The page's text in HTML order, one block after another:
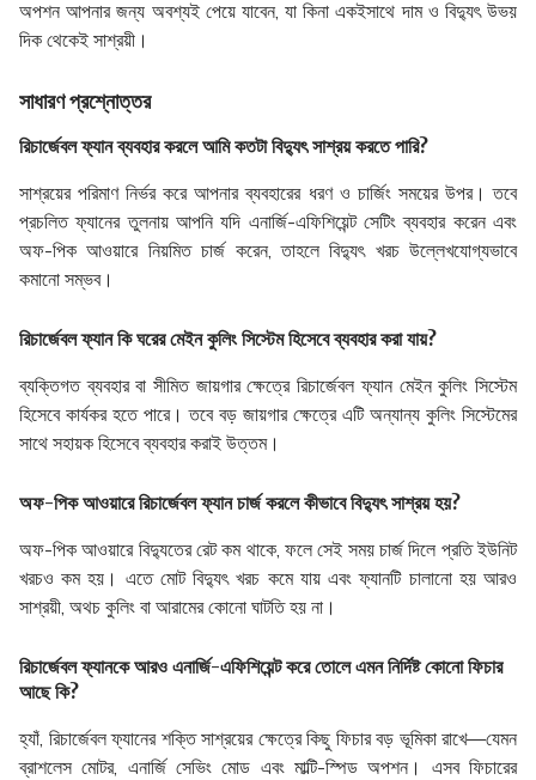
অপশন আপনার জন্য অবশ্যই পেয়ে যাবেন, যা কিনা একইসাথে দাম ও বিদ্যুৎ উভয়
দিক থেকেই সাশ্রয়ী।
সাধারণ প্রশ্নোত্তর
রিচার্জেবল ফ্যান ব্যবহার করলে আমি কতটা বিদ্যুৎ সাশ্রয় করতে পারি?
সাশ্রয়ের পরিমাণ নির্ভর করে আপনার ব্যবহারের ধরণ ও চার্জিং সময়ের উপর। তবে
প্রচলিত ফ্যানের তুলনায় আপনি যদি এনার্জি-এফিশিয়েন্ট সেটিং ব্যবহার করেন এবং
অফ-পিক আওয়ারে নিয়মিত চার্জ করেন, তাহলে বিদ্যুৎ খরচ উল্লেখযোগ্যভাবে
কমানো সম্ভব।
রিচার্জেবল ফ্যান কি ঘরের মেইন কুলিং সিস্টেম হিসেবে ব্যবহার করা যায়?
ব্যক্তিগত ব্যবহার বা সীমিত জায়গার ক্ষেত্রে রিচার্জেবল ফ্যান মেইন কুলিং সিস্টেম
হিসেবে কার্যকর হতে পারে। তবে বড় জায়গার ক্ষেত্রে এটি অন্যান্য কুলিং সিস্টেমের
সাথে সহায়ক হিসেবে ব্যবহার করাই উত্তম।
অফ-পিক আওয়ারে রিচার্জেবল ফ্যান চার্জ করলে কীভাবে বিদ্যুৎ সাশ্রয় হয়?
অফ-পিক আওয়ারে বিদ্যুতের রেট কম থাকে, ফলে সেই সময় চার্জ দিলে প্রতি ইউনিট
খরচও কম হয়। এতে মোট বিদ্যুৎ খরচ কমে যায় এবং ফ্যানটি চালানো হয় আরও
সাশ্রয়ী, অথচ কুলিং বা আরামের কোনো ঘাটতি হয় না।
রিচার্জেবল ফ্যানকে আরও এনার্জি-এফিশিয়েন্ট করে তোলে এমন নির্দিষ্ট কোনো ফিচার
আছে কি?
হ্যাঁ, রিচার্জেবল ফ্যানের শক্তি সাশ্রয়ের ক্ষেত্রে কিছু ফিচার বড় ভূমিকা রাখে—যেমন
ব্রাশলেস মোটর, এনার্জি সেভিং মোড এবং মাল্টি-স্পিড অপশন। এসব ফিচারের